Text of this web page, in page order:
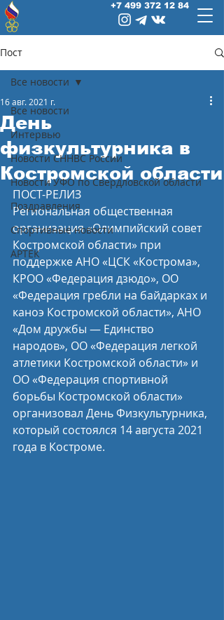
+7 499 372 12 84
Пост
Все новости
Интервью
Новости СННВС России
Новости УФО по Свердловской области
Поздравления
Спортивные новости
АРТЕК
Все новости
День
физкультурника в
Костромской области
16 авг. 2021 г.
ПОСТ-РЕЛИЗ
Региональная общественная
организация «Олимпийский совет
Костромской области» при
поддержке АНО «ЦСК «Кострома»,
КРОО «Федерация дзюдо», ОО
«Федерация гребли на байдарках и
каноэ Костромской области», АНО
«Дом дружбы — Единство
народов», ОО «Федерация легкой
атлетики Костромской области» и
ОО «Федерация спортивной
борьбы Костромской области»
организовал День Физкультурника,
который состоялся 14 августа 2021
года в Костроме.